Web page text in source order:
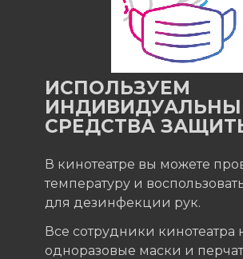
ИСПОЛЬЗУЕМ
СРЕДСТВА
В кинотеатре вы можете
температуру и
для дезинфекции рук.
Все сотрудники кинотеатра
одноразовые маски и